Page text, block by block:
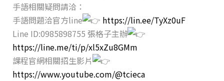
手語相關疑問請洽：
手語問題洽官方line
https://lin.ee/TyXz0uF
Line ID:0985898755 張格子主辦
https://line.me/ti/p/xl5xZu8GMm
課程官網相關招生影片
https://www.youtube.com/@tcieca